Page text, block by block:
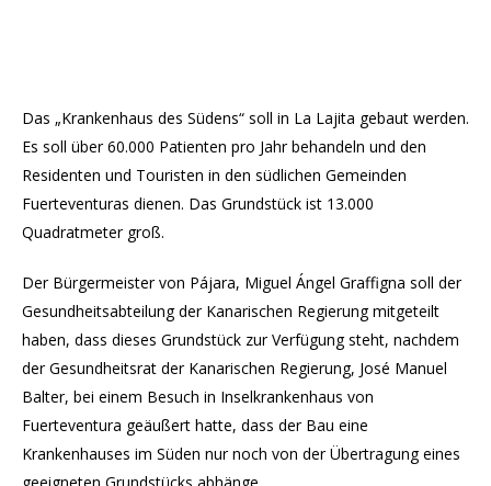
Das „Krankenhaus des Südens“ soll in La Lajita gebaut werden.
Es soll über 60.000 Patienten pro Jahr behandeln und den
Residenten und Touristen in den südlichen Gemeinden
Fuerteventuras dienen. Das Grundstück ist 13.000
Quadratmeter groß.
Der Bürgermeister von Pájara, Miguel Ángel Graffigna soll der
Gesundheitsabteilung der Kanarischen Regierung mitgeteilt
haben, dass dieses Grundstück zur Verfügung steht, nachdem
der Gesundheitsrat der Kanarischen Regierung, José Manuel
Balter, bei einem Besuch in Inselkrankenhaus von
Fuerteventura geäußert hatte, dass der Bau eine
Krankenhauses im Süden nur noch von der Übertragung eines